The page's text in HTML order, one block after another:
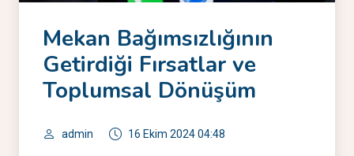
Mekan Bağımsızlığının
Getirdiği Fırsatlar ve
Toplumsal Dönüşüm
admin 16 Ekim 2024 04:48